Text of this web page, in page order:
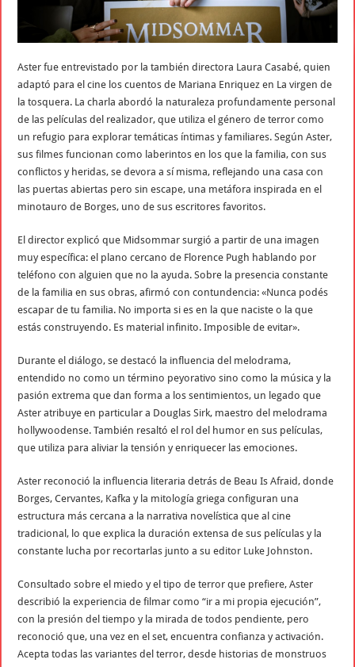
Aster fue entrevistado por la también directora Laura Casabé, quien
adaptó para el cine los cuentos de Mariana Enriquez en La virgen de
la tosquera. La charla abordó la naturaleza profundamente personal
de las películas del realizador, que utiliza el género de terror como
un refugio para explorar temáticas íntimas y familiares. Según Aster,
sus filmes funcionan como laberintos en los que la familia, con sus
conflictos y heridas, se devora a sí misma, reflejando una casa con
las puertas abiertas pero sin escape, una metáfora inspirada en el
minotauro de Borges, uno de sus escritores favoritos.
El director explicó que Midsommar surgió a partir de una imagen
muy específica: el plano cercano de Florence Pugh hablando por
teléfono con alguien que no la ayuda. Sobre la presencia constante
de la familia en sus obras, afirmó con contundencia: «Nunca podés
escapar de tu familia. No importa si es en la que naciste o la que
estás construyendo. Es material infinito. Imposible de evitar».
Durante el diálogo, se destacó la influencia del melodrama,
entendido no como un término peyorativo sino como la música y la
pasión extrema que dan forma a los sentimientos, un legado que
Aster atribuye en particular a Douglas Sirk, maestro del melodrama
hollywoodense. También resaltó el rol del humor en sus películas,
que utiliza para aliviar la tensión y enriquecer las emociones.
Aster reconoció la influencia literaria detrás de Beau Is Afraid, donde
Borges, Cervantes, Kafka y la mitología griega configuran una
estructura más cercana a la narrativa novelística que al cine
tradicional, lo que explica la duración extensa de sus películas y la
constante lucha por recortarlas junto a su editor Luke Johnston.
Consultado sobre el miedo y el tipo de terror que prefiere, Aster
describió la experiencia de filmar como “ir a mi propia ejecución”,
con la presión del tiempo y la mirada de todos pendiente, pero
reconoció que, una vez en el set, encuentra confianza y activación.
Acepta todas las variantes del terror, desde historias de monstruos